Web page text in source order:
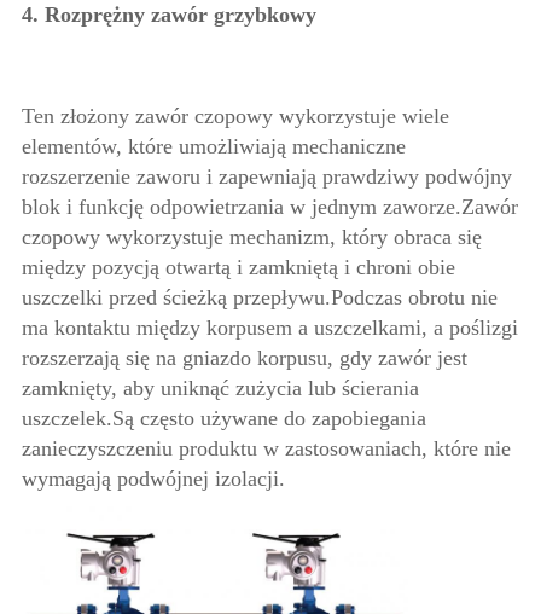
4. Rozprężny zawór grzybkowy
Ten złożony zawór czopowy wykorzystuje wiele
elementów, które umożliwiają mechaniczne
rozszerzenie zaworu i zapewniają prawdziwy podwójny
blok i funkcję odpowietrzania w jednym zaworze.Zawór
czopowy wykorzystuje mechanizm, który obraca się
między pozycją otwartą i zamkniętą i chroni obie
uszczelki przed ścieżką przepływu.Podczas obrotu nie
ma kontaktu między korpusem a uszczelkami, a poślizgi
rozszerzają się na gniazdo korpusu, gdy zawór jest
zamknięty, aby uniknąć zużycia lub ścierania
uszczelek.Są często używane do zapobiegania
zanieczyszczeniu produktu w zastosowaniach, które nie
wymagają podwójnej izolacji.